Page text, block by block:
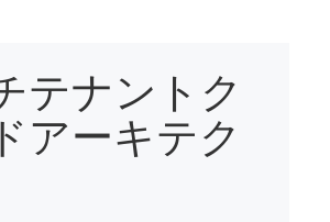
テナントク
アーキテク